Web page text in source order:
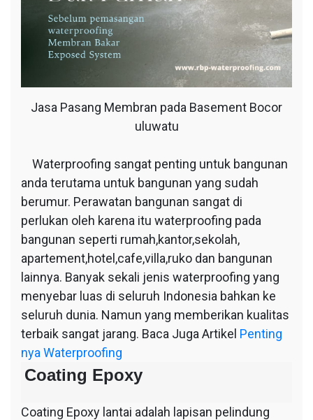
Jasa Pasang Membran pada Basement Bocor
uluwatu
Waterproofing sangat penting untuk bangunan
anda terutama untuk bangunan yang sudah
berumur. Perawatan bangunan sangat di
perlukan oleh karena itu waterproofing pada
bangunan seperti rumah,kantor,sekolah,
apartement,hotel,cafe,villa,ruko dan bangunan
lainnya. Banyak sekali jenis waterproofing yang
menyebar luas di seluruh Indonesia bahkan ke
seluruh dunia. Namun yang memberikan kualitas
terbaik sangat jarang. Baca Juga Artikel Penting
nya Waterproofing
Coating Epoxy
Coating Epoxy lantai adalah lapisan pelindung